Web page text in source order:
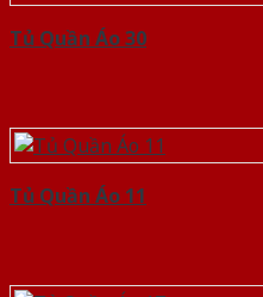
Tủ Quần Áo 30
Tủ Quần Áo 11